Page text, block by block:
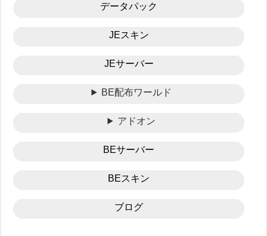
データパック
JEスキン
JEサーバー
BE配布ワールド
アドオン
BEサーバー
BEスキン
ブログ